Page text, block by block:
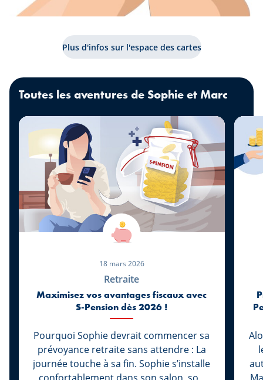
Plus d'infos sur l'espace des cartes
Toutes les aventures de Sophie et Marc
18 mars 2026
Retraite
Maximisez vos avantages fiscaux avec
S-Pension dès 2026 !
Pourquoi Sophie devrait commencer sa
prévoyance retraite sans attendre : La
journée touche à sa fin. Sophie s’installe